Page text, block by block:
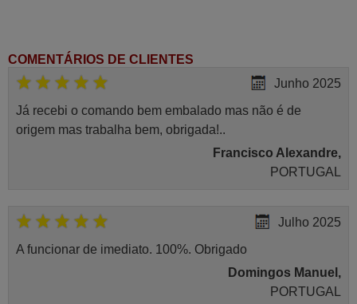
COMENTÁRIOS DE CLIENTES
Junho 2025
Já recebi o comando bem embalado mas não é de
origem mas trabalha bem, obrigada!..
Francisco Alexandre,
PORTUGAL
Julho 2025
A funcionar de imediato. 100%. Obrigado
Domingos Manuel,
PORTUGAL